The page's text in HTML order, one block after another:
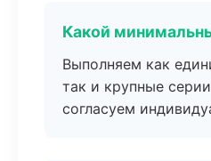
Какой
Выполняем как
так и крупные
согласуем